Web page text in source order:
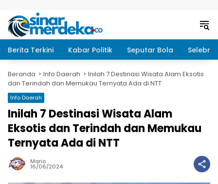
Berita Terkini Kabar Politik Seputar Bola
Beranda Info Daerah
Inilah 7 Destinasi Wisata Alam Eksotis
dan Terindah dan Memukau Ternyata Ada di NTT
Info Daerah
Inilah 7 Destinasi Wisata Alam
Eksotis dan Terindah dan Memukau
Ternyata Ada di NTT
Mario
16/06/2024